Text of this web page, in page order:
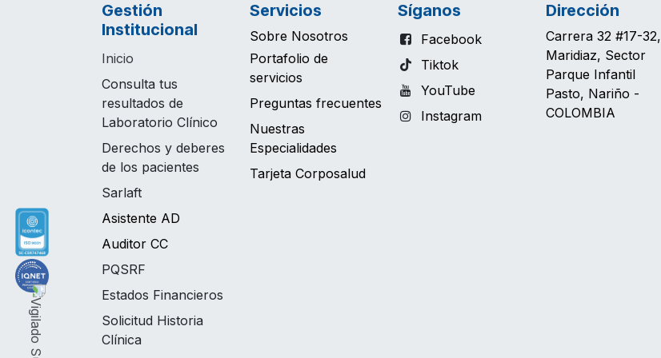
Gestión
Institucional
Inicio
Consulta tus
resultados de
Laboratorio Clínico
Derechos y deberes
de los pacientes
Sarlaft
Asistente AD
Auditor CC
PQSRF
Estados Financieros
Solicitud Historia
Clínica
Servicios
Sobre Nosotros
Portafolio de
servicios
Preguntas frecuentes
Nuestras
Especialidades
Tarjeta Corposalud
Síganos
Facebook
Tiktok
YouTube
Instagram
Dirección
Carrera 32 #17-32,
Maridiaz, Sector
Parque Infantil
Pasto, Nariño -
COLOMBIA